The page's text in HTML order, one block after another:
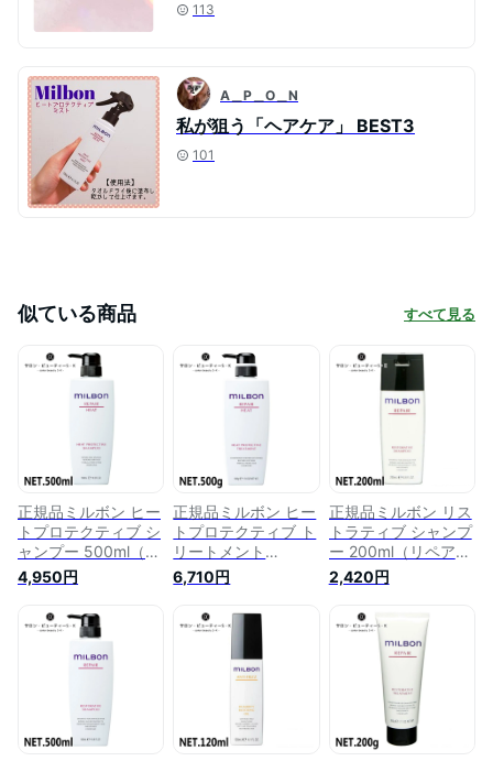
113
A＿P＿O＿N
私が狙う「ヘアケア」 BEST3
101
似ている商品 すべて見る
正規品ミルボン ヒー
トプロテクティブ シ
ャンプー 500ml（リ
ペアヒート）【グロ
ーバルミルボン
milbon ダメージヘア
ケア 美容室 美容院
おすすめ サロン専売
品 美容室専売品 】※
め、QRコードを保護
させていただいてお
ります。
4,950円
正規品ミルボン ヒー
トプロテクティブ ト
リートメント
500g（リペアヒー
ト）【グローバルミ
ルボン milbon ダメ
ージヘア ケア 美容
室 美容院 おすすめ
サロン専売品 美容室
確保のため、QRコー
ドを保護させていた
だいております。
6,710円
正規品ミルボン リス
トラティブ シャンプ
ー 200ml（リペア）
【グローバルミルボ
ン milbon ダメージ
ヘア ケア 美容室 美
容院 おすすめ サロ
ン専売品 美容室専売
品 】※流通経路確保
のため、QRコードを
保護させていただい
ております。
2,420円